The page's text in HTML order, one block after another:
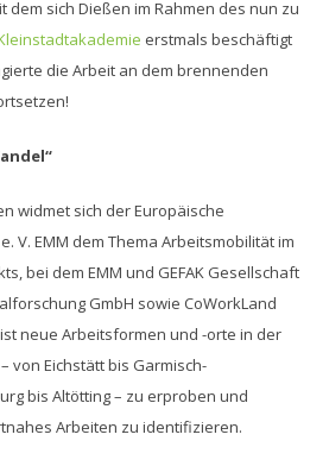
dem sich Dießen im Rahmen des nun zu
erstmals beschäftigt
die Arbeit an dem brennenden
widmet sich der Europäische
V. EMM dem Thema Arbeitsmobilität im
bei dem EMM und GEFAK Gesellschaft
GmbH sowie CoWorkLand
neue Arbeitsformen und -orte in der
von Eichstätt bis Garmisch-
bis Altötting – zu erproben und
Arbeiten zu identifizieren.